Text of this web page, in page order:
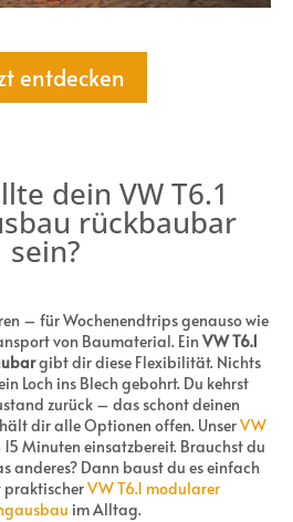
entdecken
dein VW T6.1
rückbaubar
sein?
– für Wochenendtrips genauso wie
von Baumaterial. Ein VW T6.1
gibt dir diese Flexibilität. Nichts
Loch ins Blech gebohrt. Du kehrst
zurück – das schont deinen
dir alle Optionen offen. UnserVW
15 Minuten einsatzbereit. Brauchst du
anderes? Dann baust du es einfach
praktischerVW T6.1 modularer
im Alltag.